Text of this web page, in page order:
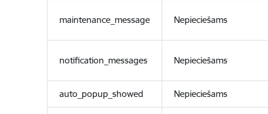
maintenance_message Nepieciešams
notification_messages Nepieciešams
auto_popup_showed Nepieciešams